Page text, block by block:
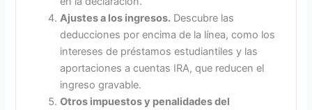
Ajustes a los ingresos. Descubre las
deducciones por encima de la línea, como los
intereses de préstamos estudiantiles y las
aportaciones a cuentas IRA, que reducen el
ingreso gravable.
Otros impuestos y penalidades del